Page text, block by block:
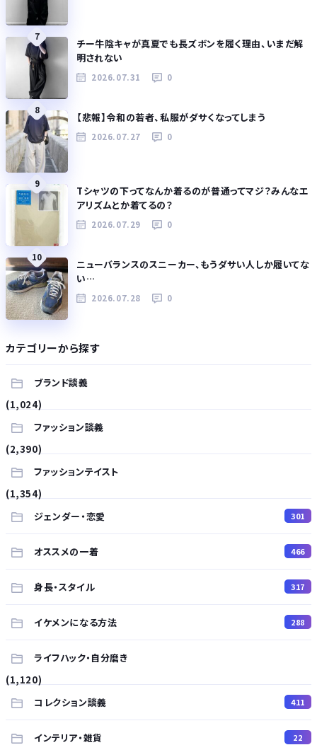
7
チー牛陰キャが真夏でも長ズボンを履く理由、いまだ解
明されない
2026.07.31 0
8
【悲報】令和の若者、私服がダサくなってしまう
2026.07.27 0
9
Tシャツの下ってなんか着るのが普通ってマジ？みんなエ
アリズムとか着てるの？
2026.07.29 0
10
ニューバランスのスニーカー、もうダサい人しか履いてな
い…
2026.07.28 0
カテゴリーから探す
ブランド談義
(1,024)
ファッション談義
(2,390)
ファッションテイスト
(1,354)
ジェンダー・恋愛
301
オススメの一着 466
身長・スタイル 317
イケメンになる方法 288
ライフハック・自分磨き
(1,120)
コレクション談義
411
インテリア・雑貨 22